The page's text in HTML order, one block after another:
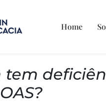
Home
tem